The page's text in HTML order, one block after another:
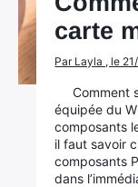
carte
Par Layla , le
Comment
équipée du
composants
il faut savoir
composants
dans